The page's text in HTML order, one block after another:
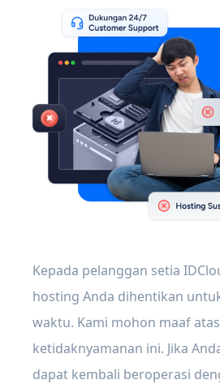
Kepada pelanggan setia
hosting Anda dihentikan
waktu. Kami mohon maaf atas
ketidaknyamanan ini. Jika
dapat kembali beroperasi